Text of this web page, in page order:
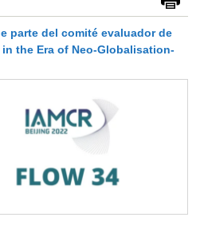
parte del comité evaluador de
the Era of Neo-Globalisation-